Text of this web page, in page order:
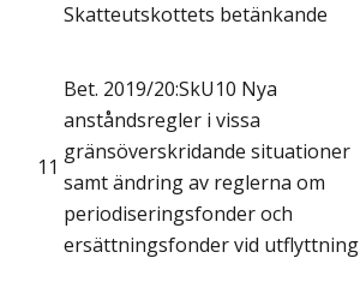
Skatteutskottets betänkande
11
Bet. 2019/20:SkU10 Nya
anståndsregler i vissa
gränsöverskridande situationer
samt ändring av reglerna om
periodiseringsfonder och
ersättningsfonder vid utflyttning